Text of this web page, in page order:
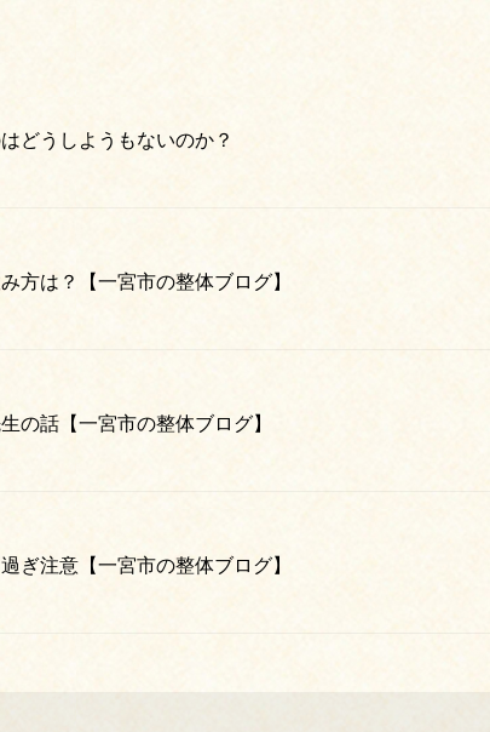
どうしようもないのか？
方は？【一宮市の整体ブログ】
の話【一宮市の整体ブログ】
ぎ注意【一宮市の整体ブログ】